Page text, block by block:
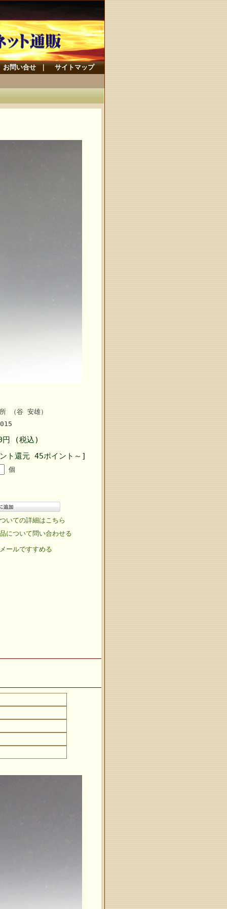
お問い合せ サイトマップ
（谷 安雄）
円 (税込)
ト還元 45ポイント～]
個
いての詳細はこちら
について問い合わせる
ールですすめる